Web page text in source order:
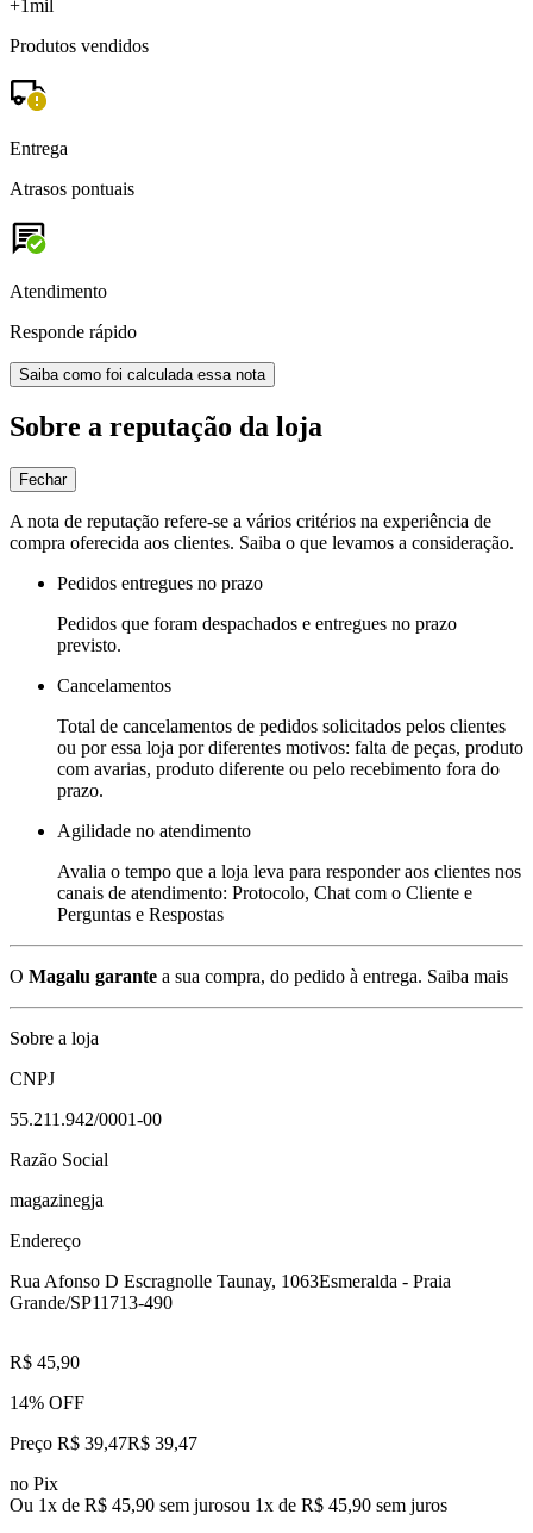
+1mil
Produtos vendidos
Entrega
Atrasos pontuais
Atendimento
Responde rápido
Saiba como foi calculada essa nota
Sobre a reputação da loja
Fechar
A nota de reputação refere-se a vários critérios na experiência de
compra oferecida aos clientes. Saiba o que levamos a consideração.
Pedidos entregues no prazo
Pedidos que foram despachados e entregues no prazo
previsto.
Cancelamentos
Total de cancelamentos de pedidos solicitados pelos clientes
ou por essa loja por diferentes motivos: falta de peças, produto
com avarias, produto diferente ou pelo recebimento fora do
prazo.
Agilidade no atendimento
Avalia o tempo que a loja leva para responder aos clientes nos
canais de atendimento: Protocolo, Chat com o Cliente e
Perguntas e Respostas
O Magalu garante a sua compra, do pedido à entrega. Saiba mais
Sobre a loja
CNPJ
55.211.942/0001-00
Razão Social
magazinegja
Endereço
Rua Afonso D Escragnolle Taunay, 1063Esmeralda - Praia
Grande/SP11713-490
R$ 45,90
14% OFF
Preço R$ 39,47R$ 39,47
no Pix
Ou 1x de R$ 45,90 sem jurosou 1x de R$ 45,90 sem juros